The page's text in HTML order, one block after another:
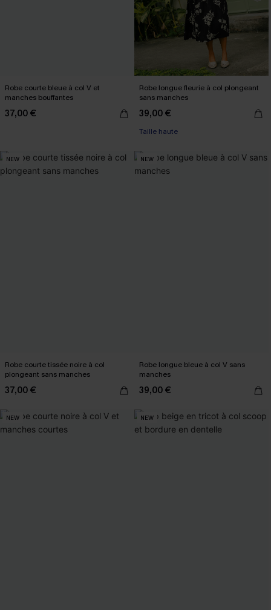
Robe courte bleue à col V et
manches bouffantes
37,00 €
Robe longue fleurie à col plongeant
sans manches
39,00 €
Taille haute
NEW
Robe courte tissée noire à col
plongeant sans manches
37,00 €
NEW
Robe longue bleue à col V sans
manches
39,00 €
NEW NEW